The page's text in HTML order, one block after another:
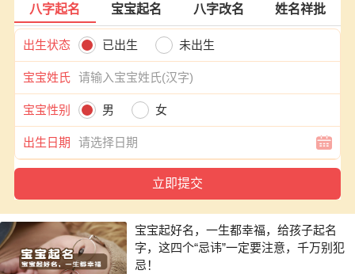
八字起名 宝宝起名 八字改名 姓名祥批
出生状态 已出生 未出生
宝宝姓氏
宝宝性别 男 女
出生日期
宝宝起好名，一生都幸福，给孩子起名
字，这四个“忌讳”一定要注意，千万别犯
忌！